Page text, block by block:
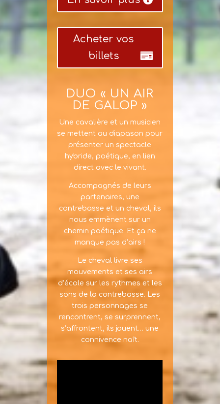
Acheter vos
billets
DUO « UN AIR
DE GALOP »
Une cavalière et un musicien
se mettent au diapason pour
présenter un spectacle
hybride, poétique, en lien
direct avec le vivant.
Accompagnés de leurs
partenaires, une
contrebasse et un cheval, ils
nous emmènent sur un
chemin poétique. Et ça ne
manque pas d’airs !
Le cheval livre ses
mouvements et ses airs
d’école sur les rythmes et les
sons de la contrebasse. Les
trois personnages se
rencontrent, se surprennent,
s’affrontent, ils jouent… une
connivence naît.